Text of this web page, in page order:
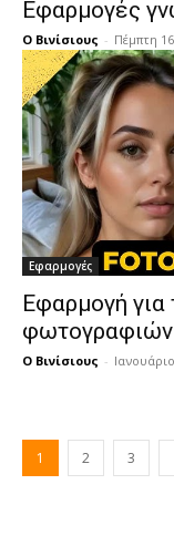
Εφαρμογές
Ο Βινίσιους - Πέμπτη
Εφαρμογές
Εφαρμογή για
φωτογραφιών
Ο Βινίσιους -
1 2 3